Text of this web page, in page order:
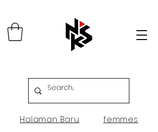
Halaman Baru femmes